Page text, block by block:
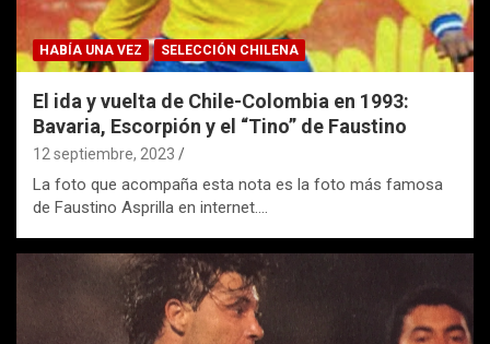
HABÍA UNA VEZ SELECCIÓN CHILENA
El ida y vuelta de Chile-Colombia en 1993:
Bavaria, Escorpión y el “Tino” de Faustino
12 septiembre, 2023
La foto que acompaña esta nota es la foto más famosa
de Faustino Asprilla en internet.…